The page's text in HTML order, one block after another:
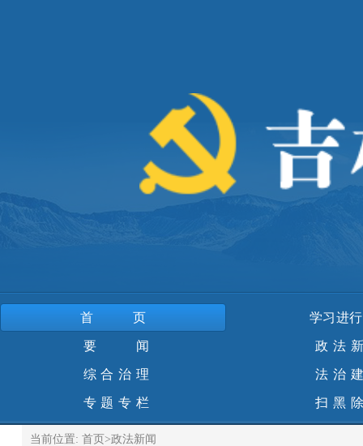
首页 学习进
要 闻 政法
综合治理 法治
专题专栏 扫黑
当前位置: 首页 >政法新闻